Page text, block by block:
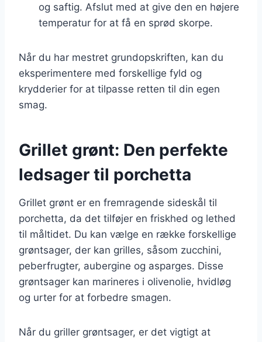
og saftig. Afslut med at give den en højere
temperatur for at få en sprød skorpe.
Når du har mestret grundopskriften, kan du
eksperimentere med forskellige fyld og
krydderier for at tilpasse retten til din egen
smag.
Grillet grønt: Den perfekte
ledsager til porchetta
Grillet grønt er en fremragende sideskål til
porchetta, da det tilføjer en friskhed og lethed
til måltidet. Du kan vælge en række forskellige
grøntsager, der kan grilles, såsom zucchini,
peberfrugter, aubergine og asparges. Disse
grøntsager kan marineres i olivenolie, hvidløg
og urter for at forbedre smagen.
Når du griller grøntsager, er det vigtigt at